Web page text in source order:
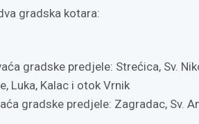
gradska kotara:
gradske predjele: Strećica, Sv.
Luka, Kalac i otok Vrnik
gradske predjele: Zagradac, Sv.